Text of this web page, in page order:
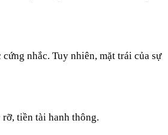
nhắc. Tuy nhiên, mặt trái của sự
tiền tài hanh thông.